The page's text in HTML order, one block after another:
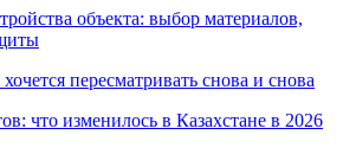
объекта: выбор материалов,
пересматривать снова и снова
что изменилось в Казахстане в 2026